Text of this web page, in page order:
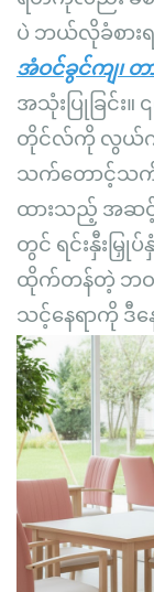
ပဲ ဘယ်လိုခံစား
အံဝင်ခွင်ကျ၊ တာ
အသုံးပြုခြင်
တိုင်လ်ကို လွယ်ကူစွ
သက်တောင့်သက်
ထားသည့် အဆင့်မ
တွင် ရင်းနှီးမ
ထိုက်တန်တဲ့ ဘဝလမ်
သင့်နေရာကို ဒီန